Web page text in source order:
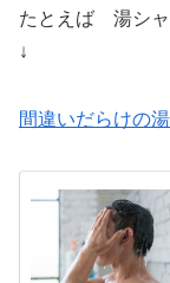
たとえば 湯シャ
↓
間違いだらけの